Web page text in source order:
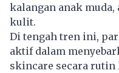
kalangan anak
kulit.
Di tengah tren ini,
aktif dalam
skincare secara